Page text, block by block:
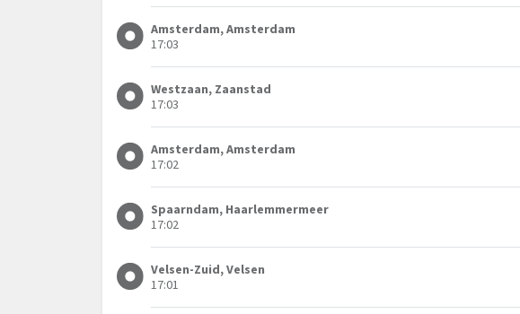
Amsterdam, Amsterdam
17:03
Westzaan, Zaanstad
17:03
Amsterdam, Amsterdam
17:02
Spaarndam, Haarlemmermeer
17:02
Velsen-Zuid, Velsen
17:01